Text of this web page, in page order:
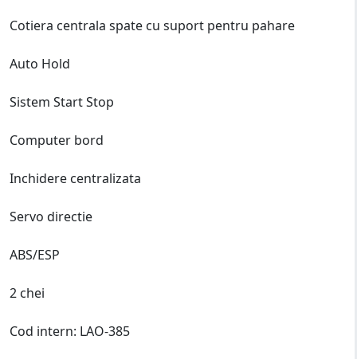
Cotiera centrala spate cu suport pentru pahare
Auto Hold
Sistem Start Stop
Computer bord
Inchidere centralizata
Servo directie
ABS/ESP
2 chei
Cod intern: LAO-385